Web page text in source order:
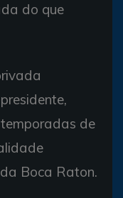
do que
de
Boca Raton.